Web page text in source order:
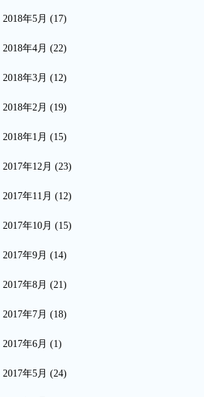
2018年5月 (17)
2018年4月 (22)
2018年3月 (12)
2018年2月 (19)
2018年1月 (15)
2017年12月 (23)
2017年11月 (12)
2017年10月 (15)
2017年9月 (14)
2017年8月 (21)
2017年7月 (18)
2017年6月 (1)
2017年5月 (24)